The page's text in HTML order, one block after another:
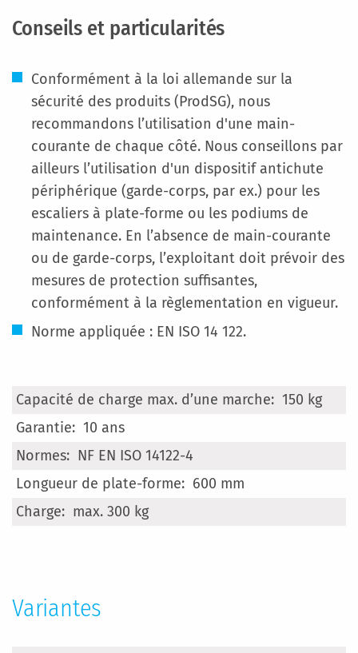
Conseils et particularités
Conformément à la loi allemande sur la
sécurité des produits (ProdSG), nous
recommandons l’utilisation d'une main-
courante de chaque côté. Nous conseillons par
ailleurs l’utilisation d'un dispositif antichute
périphérique (garde-corps, par ex.) pour les
escaliers à plate-forme ou les podiums de
maintenance. En l’absence de main-courante
ou de garde-corps, l’exploitant doit prévoir des
mesures de protection suffisantes,
conformément à la règlementation en vigueur.
Norme appliquée : EN ISO 14 122.
Plus
d’information
150 kg
10 ans
NF EN ISO 14122-4
600 mm
max. 300 kg
Variantes